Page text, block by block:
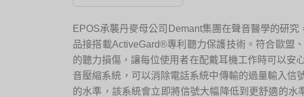
EPOS承襲丹麥母公司Demant集團在聲音醫學的研
品接搭載ActiveGard®專利聽力保護技術。符合歐盟
的聽力損傷，讓每位使用者在配戴耳機工作時可以安
音壓縮系統，可以消除電話系統中傳輸的過量輸入
的水準，該系統會立即將信號大幅降低到更舒適的水